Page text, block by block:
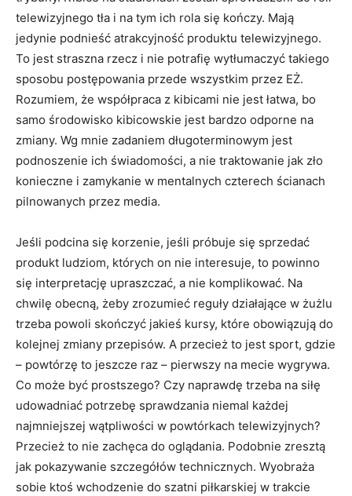
telewizyjnego tła i na tym ich rola się kończy. Mają
jedynie podnieść atrakcyjność produktu telewizyjnego.
To jest straszna rzecz i nie potrafię wytłumaczyć takiego
sposobu postępowania przede wszystkim przez EŻ.
Rozumiem, że współpraca z kibicami nie jest łatwa, bo
samo środowisko kibicowskie jest bardzo odporne na
zmiany. Wg mnie zadaniem długoterminowym jest
podnoszenie ich świadomości, a nie traktowanie jak zło
konieczne i zamykanie w mentalnych czterech ścianach
pilnowanych przez media.
Jeśli podcina się korzenie, jeśli próbuje się sprzedać
produkt ludziom, których on nie interesuje, to powinno
się interpretację upraszczać, a nie komplikować. Na
chwilę obecną, żeby zrozumieć reguły działające w żużlu
trzeba powoli skończyć jakieś kursy, które obowiązują do
kolejnej zmiany przepisów. A przecież to jest sport, gdzie
– powtórzę to jeszcze raz – pierwszy na mecie wygrywa.
Co może być prostszego? Czy naprawdę trzeba na siłę
udowadniać potrzebę sprawdzania niemal każdej
najmniejszej wątpliwości w powtórkach telewizyjnych?
Przecież to nie zachęca do oglądania. Podobnie zresztą
jak pokazywanie szczegółów technicznych. Wyobraża
sobie ktoś wchodzenie do szatni piłkarskiej w trakcie